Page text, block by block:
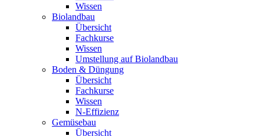
Wissen
Biolandbau
Übersicht
Fachkurse
Wissen
Umstellung auf Biolandbau
Boden & Düngung
Übersicht
Fachkurse
Wissen
N-Effizienz
Gemüsebau
Übersicht